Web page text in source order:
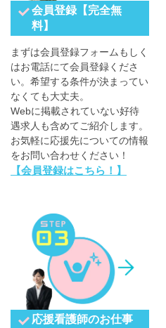
会員登録【完全無
料】
まずは会員登録フォームもしく
はお電話にて会員登録くださ
い。希望する条件が決まってい
なくても大丈夫。
Webに掲載されていない好待
遇求人も含めてご紹介します。
お気軽に応援先についての情報
をお問い合わせください！
【会員登録はこちら！】
応援看護師のお仕事